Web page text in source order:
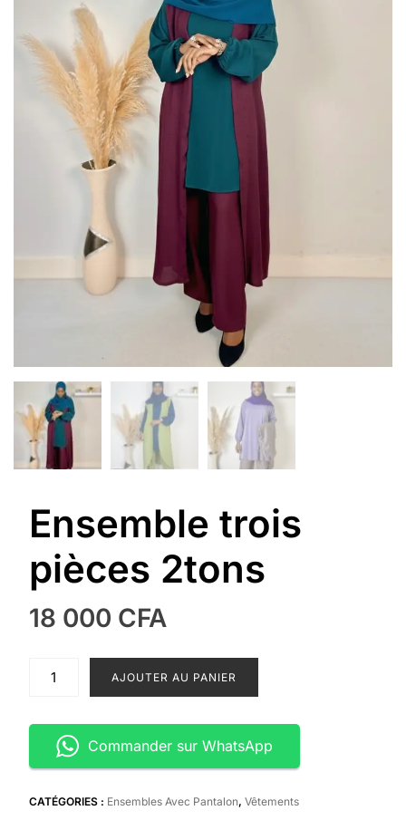
Ensemble trois
pièces 2tons
18 000 CFA
trois
pièces
2tons
AJOUTER AU PANIER
Commander sur WhatsApp
CATÉGORIES : Ensembles Avec Pantalon, Vêtements